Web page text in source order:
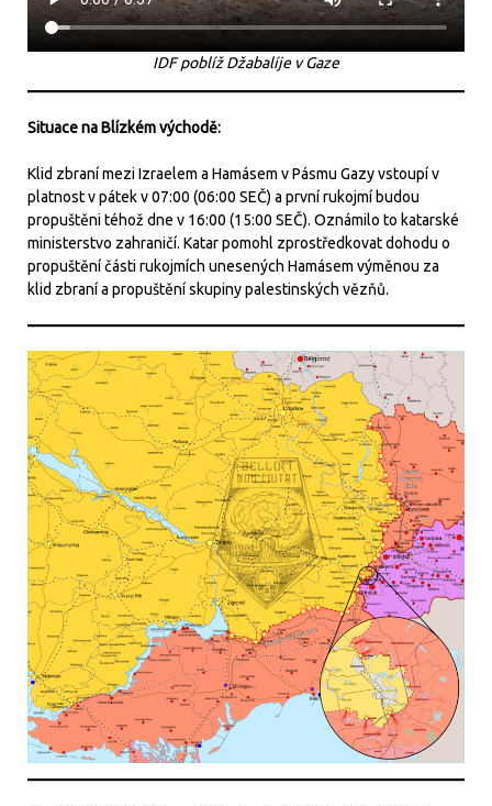
IDF poblíž Džabalíje v Gaze
Situace na Blízkém východě:
Klid zbraní mezi Izraelem a Hamásem v Pásmu Gazy vstoupí v
platnost v pátek v 07:00 (06:00 SEČ) a první rukojmí budou
propuštěni téhož dne v 16:00 (15:00 SEČ). Oznámilo to katarské
ministerstvo zahraničí. Katar pomohl zprostředkovat dohodu o
propuštění části rukojmích unesených Hamásem výměnou za
klid zbraní a propuštění skupiny palestinských vězňů.